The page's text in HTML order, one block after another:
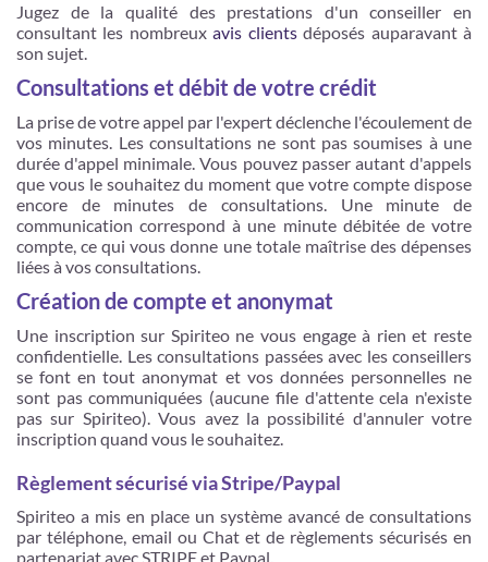
Jugez de la qualité des prestations d'un conseiller en
consultant les nombreuxavis clientsdéposés auparavant à
son sujet.
Consultations et débit de votre crédit
La prise de votre appel par l'expert déclenche l'écoulement de
vos minutes. Les consultations ne sont pas soumises à une
durée d'appel minimale. Vous pouvez passer autant d'appels
que vous le souhaitez du moment que votre compte dispose
encore de minutes de consultations. Une minute de
communication correspond à une minute débitée de votre
compte, ce qui vous donne une totale maîtrise des dépenses
liées à vos consultations.
Création de compte et anonymat
Une inscription sur Spiriteo ne vous engage à rien et reste
confidentielle. Les consultations passées avec les conseillers
se font en tout anonymat et vos données personnelles ne
sont pas communiquées (aucune file d'attente cela n'existe
pas sur Spiriteo). Vous avez la possibilité d'annuler votre
inscription quand vous le souhaitez.
Règlement sécurisé via Stripe/Paypal
Spiriteo a mis en place un système avancé de consultations
par téléphone, email ou Chat et de règlements sécurisés en
partenariat avec STRIPE et Paypal.